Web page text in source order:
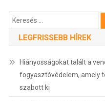
Keresés:
LEGFRISSEBB HÍREK
Hiányosságokat talált a
fogyasztóvédelem, amely
szabott ki